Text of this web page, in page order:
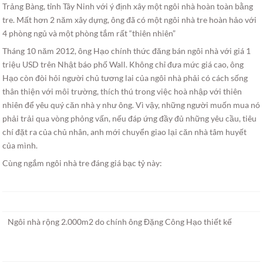
Trảng Bàng, tỉnh Tây Ninh với ý định xây một ngôi nhà hoàn toàn bằng
tre. Mất hơn 2 năm xây dựng, ông đã có một ngôi nhà tre hoàn hảo với
4 phòng ngủ và một phòng tắm rất “thiên nhiên”
Tháng 10 năm 2012, ông Hạo chính thức đăng bán ngôi nhà với giá 1
triệu USD trên Nhật báo phố Wall. Không chỉ đưa mức giá cao, ông
Hạo còn đòi hỏi người chủ tương lai của ngôi nhà phải có cách sống
thân thiện với môi trường, thích thú trong việc hoà nhập với thiên
nhiên để yêu quý căn nhà y như ông. Vì vậy, những người muốn mua nó
phải trải qua vòng phỏng vấn, nếu đáp ứng đầy đủ những yêu cầu, tiêu
chí đặt ra của chủ nhân, anh mới chuyển giao lại căn nhà tâm huyết
của mình.
Cùng ngắm ngôi nhà tre đáng giá bạc tỷ này:
Ngôi nhà rộng 2.000m2 do chính ông Đặng Công Hạo thiết kế